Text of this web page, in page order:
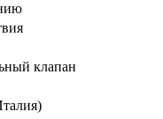
клапан